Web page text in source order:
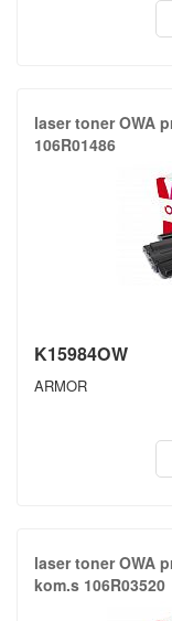
laser toner OWA
106R01486
K15984OW
ARMOR
laser toner OWA
kom.​s 106R03520